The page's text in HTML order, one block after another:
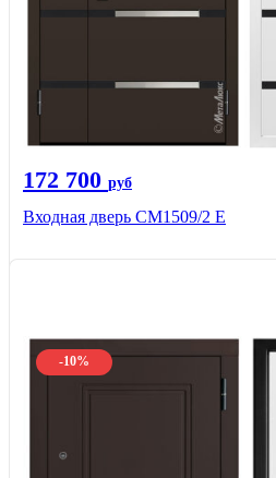
172 700 руб
Входная дверь CМ1509/2 Е
-10%